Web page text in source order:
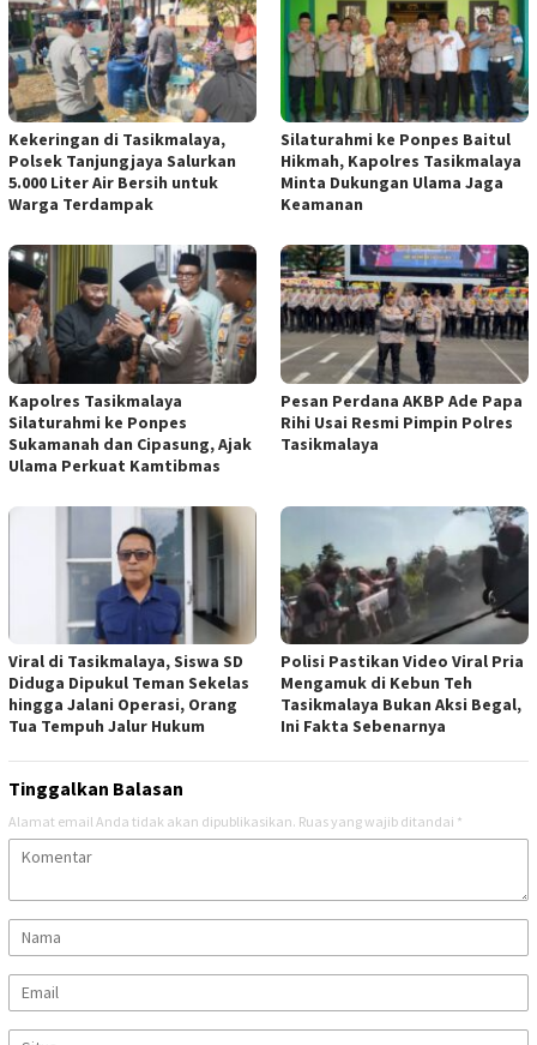
Kekeringan di Tasikmalaya,
Polsek Tanjungjaya Salurkan
5.000 Liter Air Bersih untuk
Warga Terdampak
Silaturahmi ke Ponpes Baitul
Hikmah, Kapolres Tasikmalaya
Minta Dukungan Ulama Jaga
Keamanan
Kapolres Tasikmalaya
Silaturahmi ke Ponpes
Sukamanah dan Cipasung, Ajak
Ulama Perkuat Kamtibmas
Pesan Perdana AKBP Ade Papa
Rihi Usai Resmi Pimpin Polres
Tasikmalaya
Viral di Tasikmalaya, Siswa SD
Diduga Dipukul Teman Sekelas
hingga Jalani Operasi, Orang
Tua Tempuh Jalur Hukum
Polisi Pastikan Video Viral Pria
Mengamuk di Kebun Teh
Tasikmalaya Bukan Aksi Begal,
Ini Fakta Sebenarnya
Tinggalkan Balasan
Alamat email Anda tidak akan dipublikasikan. Ruas yang wajib ditandai *